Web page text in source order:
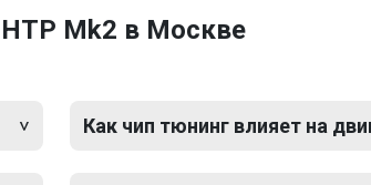
Mk2 в Москве
Как чип тюнинг влияет на